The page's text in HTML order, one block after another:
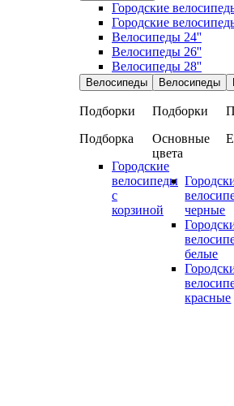
Городские
Городские
Велосипеды 24''
Велосипеды 26''
Велосипеды 28''
Велосипеды
Подборки
Подборка
Городские
велосипеды
с
корзиной
Велосипеды
Подборки
Основные
цвета
черные
белые
красные